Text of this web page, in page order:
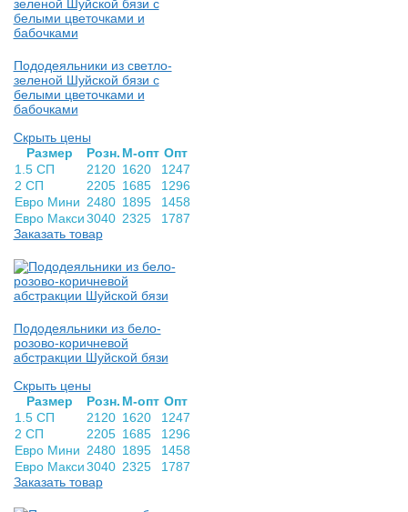
Пододеяльники из светло-
зеленой Шуйской бязи с
белыми цветочками и
бабочками
Скрыть цены
Раз­мер
Розн. М-опт Опт
1.5 СП
2120 1620
1247
2 СП
2205 1685
1296
Евро Мини 2480 1895
1458
Евро Макси3040 2325
1787
Заказать товар
Пододеяльники из бело-
розово-коричневой
абстракции Шуйской бязи
Скрыть цены
Раз­мер
Розн. М-опт Опт
1.5 СП
2120 1620
1247
2 СП
2205 1685
1296
Евро Мини 2480 1895
1458
Евро Макси3040 2325
1787
Заказать товар